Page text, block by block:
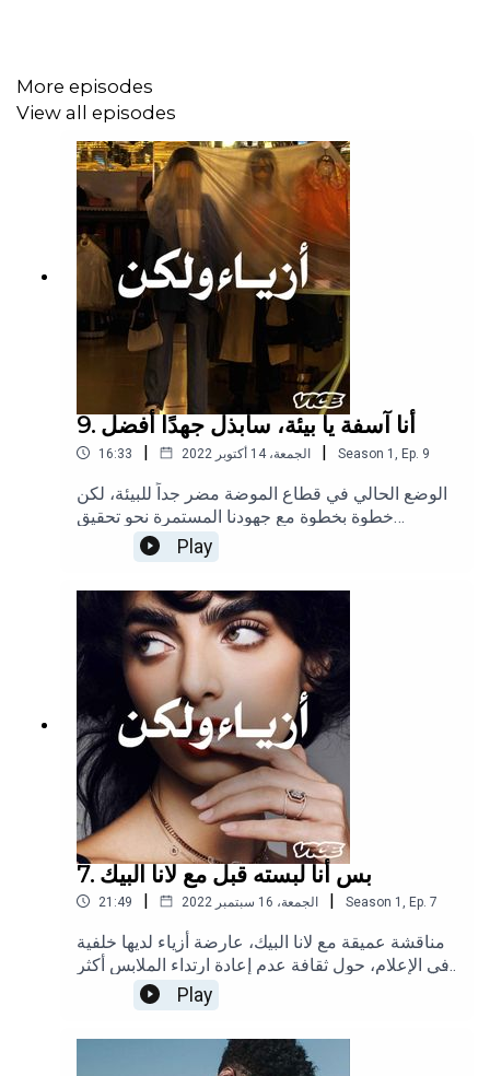
More episodes
View all episodes
9. أنا آسفة يا بيئة، سأبذل جهدًا أفضل
16:33 | الجمعة، 14 أكتوبر 2022 | Season 1 Ep. 9
الوضع الحالي في قطاع الموضة مضر جداً للبيئة، لكن
خطوة بخطوة مع جهودنا المستمرة نحو تحقيق
الاستدامة يمكننا تحسين علاقة البيئة مع
الموضة. وبهذه الحلقة نختم البودكاست. شكرًا للمتابعة
إنستغرام وتيك توك.
Play
7. بس أنا لبسته قبل مع لانا البيك
21:49 | الجمعة، 16 سبتمبر 2022 | Season 1 Ep. 7
مناقشة عميقة مع لانا البيك، عارضة أزياء لديها خلفية
في الإعلام، حول ثقافة عدم إعادة ارتداء الملابس أكثر
من مرة، وكيفية إيجاد طرق مختلفة لارتداء ملابسنا
القديمة ودورة حياة الملابس في خزانتنا. تابعوا انجي
Play